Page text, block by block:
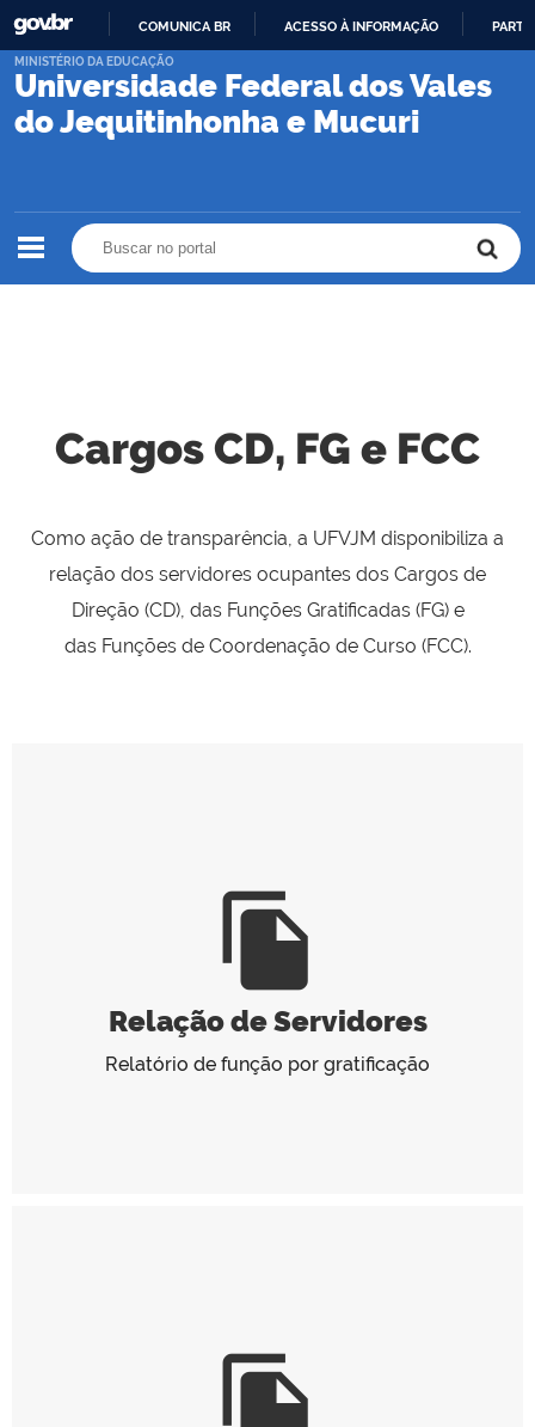
PARA
CONTEÚDO
COMUNICA BR ACESSO À INFORMAÇÃO
Universidade Federal dos Vales
do Jequitinhonha e Mucuri
MINISTÉRIO DA EDUCAÇÃO
Cargos CD, FG e FCC
Como ação de transparência, a UFVJM disponibiliza a
relação dos servidores ocupantes dos Cargos de
Direção (CD), das Funções Gratificadas (FG) e
das Funções de Coordenação de Curso (FCC).
file_copy
Relação de Servidores
Relatório de função por gratificação
file_copy